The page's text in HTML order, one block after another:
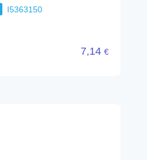
I5363150
7,14 €